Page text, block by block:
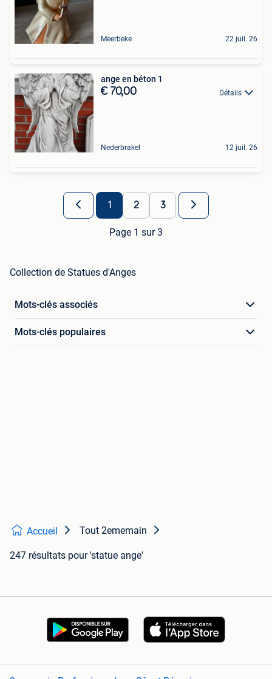
Meerbeke 22 juil. 26
ange en béton 1
€ 70,00 Détails
Nederbrakel 12 juil. 26
1 2 3
Page 1 sur 3
Collection de Statues d'Anges
Mots-clés associés
Mots-clés populaires
Accueil Tout 2ememain
247 résultats pour 'statue ange'